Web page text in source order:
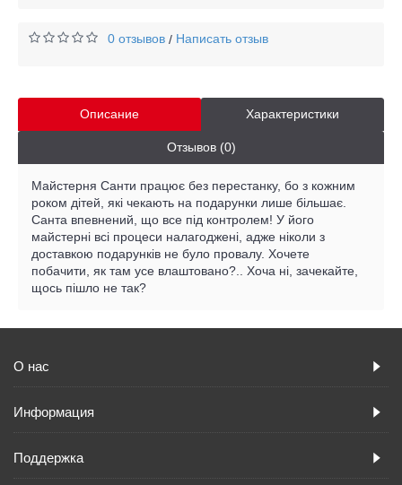
0 отзывов / Написать отзыв
Описание Характеристики
Отзывов (0)
Майстерня Санти працює без перестанку, бо з кожним
роком дітей, які чекають на подарунки лише більшає.
Санта впевнений, що все під контролем! У його
майстерні всі процеси налагоджені, адже ніколи з
доставкою подарунків не було провалу. Хочете
побачити, як там усе влаштовано?.. Хоча ні, зачекайте,
щось пішло не так?
О нас
Информация
Поддержка